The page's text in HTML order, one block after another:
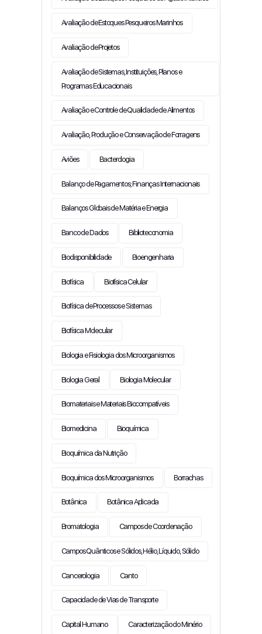
Avaliação de Estoques Pesqueiros Marinhos
Avaliação de Projetos
Avaliação de Sistemas, Instituições, Planos e
Programas Educacionais
Avaliação e Controle de Qualidade de Alimentos
Avaliação, Produção e Conservação de Forragens
Aviões Bacterologia
Balanço de Pagamentos; Finanças Internacionais
Balanços Globais de Matéria e Energia
Banco de Dados Biblioteconomia
Biodisponibilidade Bioengenharia
Biofísica Biofísica Celular
Biofísica de Processos e Sistemas
Biofísica Molecular
Biologia e Fisiologia dos Microorganismos
Biologia Geral Biologia Molecular
Biomateriais e Materiais Biocompatíveis
Biomedicina Bioquímica
Bioquímica da Nutrição
Bioquímica dos Microorganismos Borrachas
Botânica Botânica Aplicada
Bromatologia Campos de Coordenação
Campos Quânticos e Sólidos, Hélio, Líquido, Sólido
Cancerologia Canto
Capacidade de Vias de Transporte
Capital Humano Caracterização do Minério